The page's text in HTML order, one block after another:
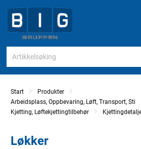
Start
Produkter
Arbeidsplass, Oppbevaring, Løft, Transport, Sti
Kjetting, Løftekjettingtilbehør
Løkker